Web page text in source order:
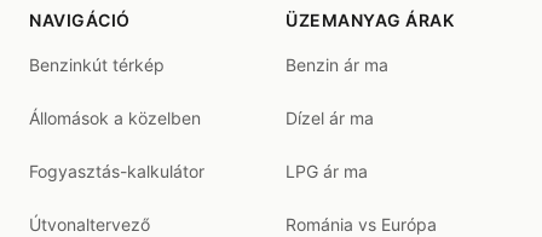
NAVIGÁCIÓ
Benzinkút térkép
Állomások a közelben
Fogyasztás-kalkulátor
Útvonaltervező
ÜZEMANYAG ÁRAK
Benzin ár ma
Dízel ár ma
LPG ár ma
Románia vs Európa